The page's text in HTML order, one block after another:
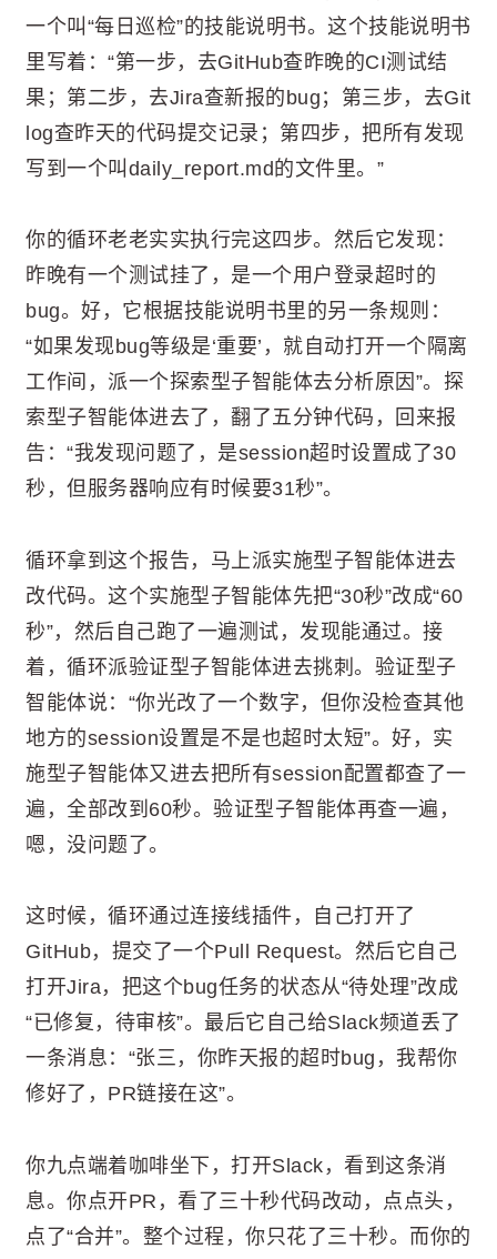
一个叫“每日巡检”的技能说明书。这个技能说明书
里写着：“第一步，去GitHub查昨晚的CI测试结
果；第二步，去Jira查新报的bug；第三步，去Git
log查昨天的代码提交记录；第四步，把所有发现
写到一个叫daily_report.md的文件里。”
你的循环老老实实执行完这四步。然后它发现：
昨晚有一个测试挂了，是一个用户登录超时的
bug。好，它根据技能说明书里的另一条规则：
“如果发现bug等级是‘重要’，就自动打开一个隔离
工作间，派一个探索型子智能体去分析原因”。探
索型子智能体进去了，翻了五分钟代码，回来报
告：“我发现问题了，是session超时设置成了30
秒，但服务器响应有时候要31秒”。
循环拿到这个报告，马上派实施型子智能体进去
改代码。这个实施型子智能体先把“30秒”改成“60
秒”，然后自己跑了一遍测试，发现能通过。接
着，循环派验证型子智能体进去挑刺。验证型子
智能体说：“你光改了一个数字，但你没检查其他
地方的session设置是不是也超时太短”。好，实
施型子智能体又进去把所有session配置都查了一
遍，全部改到60秒。验证型子智能体再查一遍，
嗯，没问题了。
这时候，循环通过连接线插件，自己打开了
GitHub，提交了一个Pull Request。然后它自己
打开Jira，把这个bug任务的状态从“待处理”改成
“已修复，待审核”。最后它自己给Slack频道丢了
一条消息：“张三，你昨天报的超时bug，我帮你
修好了，PR链接在这”。
你九点端着咖啡坐下，打开Slack，看到这条消
息。你点开PR，看了三十秒代码改动，点点头，
点了“合并”。整个过程，你只花了三十秒。而你的